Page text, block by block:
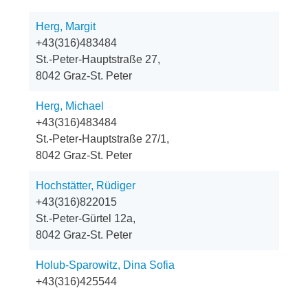
Herg, Margit
+43(316)483484
St.-Peter-Hauptstraße 27,
8042 Graz-St. Peter
Herg, Michael
+43(316)483484
St.-Peter-Hauptstraße 27/1,
8042 Graz-St. Peter
Hochstätter, Rüdiger
+43(316)822015
St.-Peter-Gürtel 12a,
8042 Graz-St. Peter
Holub-Sparowitz, Dina Sofia
+43(316)425544